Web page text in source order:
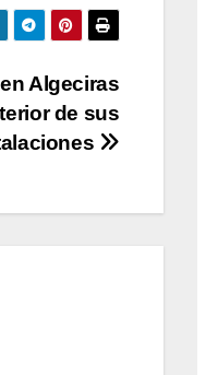
Algeciras
de sus